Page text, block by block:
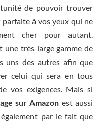
de pouvoir trouver
parfaite à vos yeux qui ne
cher pour autant.
une très large gamme de
uns des autres afin que
celui qui sera en tous
vos exigences. Mais si
sur Amazon est aussi
également par le fait que